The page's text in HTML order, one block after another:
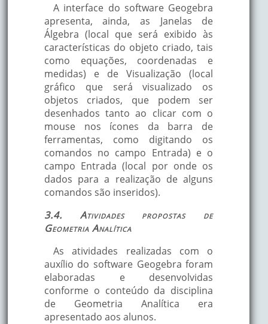
A interface do software Geogebra
apresenta, ainda, as Janelas de
Álgebra (local que será exibido às
características do objeto criado, tais
como equações, coordenadas e
medidas) e de Visualização (local
gráfico que será visualizado os
objetos criados, que podem ser
desenhados tanto ao clicar com o
mouse nos ícones da barra de
ferramentas, como digitando os
comandos no campo Entrada) e o
campo Entrada (local por onde os
dados para a realização de alguns
comandos são inseridos).
3.4. Atividades propostas de
Geometria Analítica
As atividades realizadas com o
auxílio do software Geogebra foram
elaboradas e desenvolvidas
conforme o conteúdo da disciplina
de Geometria Analítica era
apresentado aos alunos.